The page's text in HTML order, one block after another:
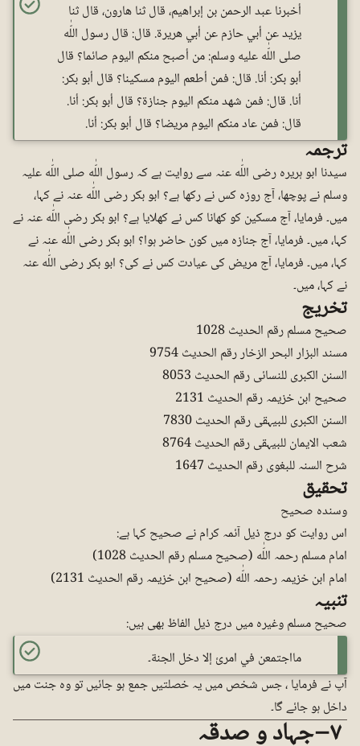
أخبرنا عبد الرحمن بن إبراهيم، قال ثنا هارون، قال ثنا
يزيد عن أبي حازم عن أبي هريرة. قال: قال رسول اللّٰه
صلى اللّٰه عليه وسلم: من أصبح منكم اليوم صائما؟ قال
أبو بکر: أنا. قال: فمن أطعم اليوم مسكينا؟ قال أبو بکر:
أنا. قال: فمن شهد منكم اليوم جنازة؟ قال أبو بکر: أنا.
قال: فمن عاد منكم اليوم مريضا؟ قال أبو بکر: أنا.
ترجمہ
سیدنا ابو ہریرہ رضی اللّٰه عنہ سے روایت ہے کہ رسول اللّٰه صلی اللّٰه علیہ
وسلم نے پوچھا، آج روزہ کس نے رکھا ہے؟ ابو بکر رضی اللّٰه عنہ نے کہا،
میں۔ فرمایا، آج مسکین کو کھانا کس نے کھلایا ہے؟ ابو بکر رضی اللّٰه عنہ نے
کہا، میں۔ فرمایا، آج جنازہ میں کون حاضر ہوا؟ ابو بکر رضی اللّٰه عنہ نے
کہا، میں۔ فرمایا، آج مریض کی عیادت کس نے کی؟ ابو بکر رضی اللّٰه عنہ
نے کہا، میں۔
تخریج
صحیح مسلم رقم الحدیث 1028
مسند البزار البحر الزخار رقم الحدیث 9754
السنن الکبری للنسائی رقم الحدیث 8053
صحیح ابن خزیمہ رقم الحدیث 2131
السنن الکبری للبیہقی رقم الحدیث 7830
شعب الایمان للبیہقی رقم الحدیث 8764
شرح السنہ للبغوی رقم الحدیث 1647
تحقیق
وسندہ صحیح
اس روایت کو درج ذیل آئمہ کرام نے صحیح کہا ہے:
امام مسلم رحمہ اللّٰه (صحیح مسلم رقم الحدیث 1028)
امام ابن خزیمہ رحمہ اللّٰه (صحیح ابن خزیمہ رقم الحدیث 2131)
تنبیہ
صحیح مسلم وغیرہ میں درج ذیل الفاظ بھی ہیں:
مااجتمعن في امرئ إلا دخل الجنة۔
آپ نے فرمایا ، جس شخص میں یہ خصلتیں جمع ہو جائیں تو وہ جنت میں
داخل ہو جائے گا۔
٧ – جہاد و صدقہ